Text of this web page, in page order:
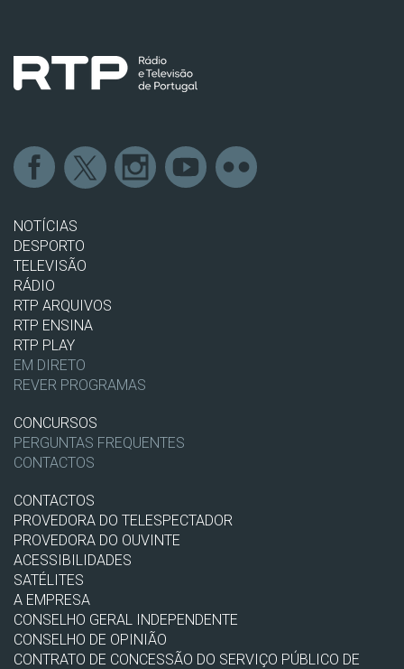
NOTÍCIAS
DESPORTO
TELEVISÃO
RÁDIO
RTP ARQUIVOS
RTP ENSINA
RTP PLAY
EM DIRETO
REVER PROGRAMAS
CONCURSOS
PERGUNTAS FREQUENTES
CONTACTOS
CONTACTOS
PROVEDORA DO TELESPECTADOR
PROVEDORA DO OUVINTE
ACESSIBILIDADES
SATÉLITES
A EMPRESA
CONSELHO GERAL INDEPENDENTE
CONSELHO DE OPINIÃO
CONTRATO DE CONCESSÃO DO SERVIÇO PÚBLICO DE